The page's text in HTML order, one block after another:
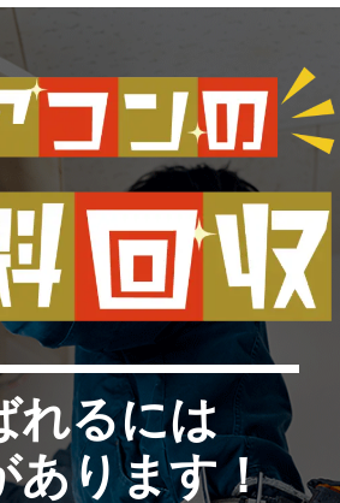
れるには
あります！